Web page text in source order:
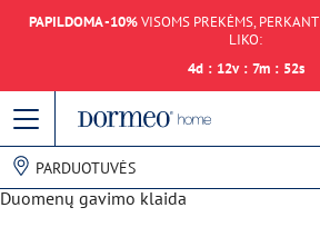
PAPILDOMA -10%VISOMS PREKĖMS, PERKANT
LIKO:
4d : 12v : 7m : 52s
PARDUOTUVĖS
Duomenų gavimo klaida